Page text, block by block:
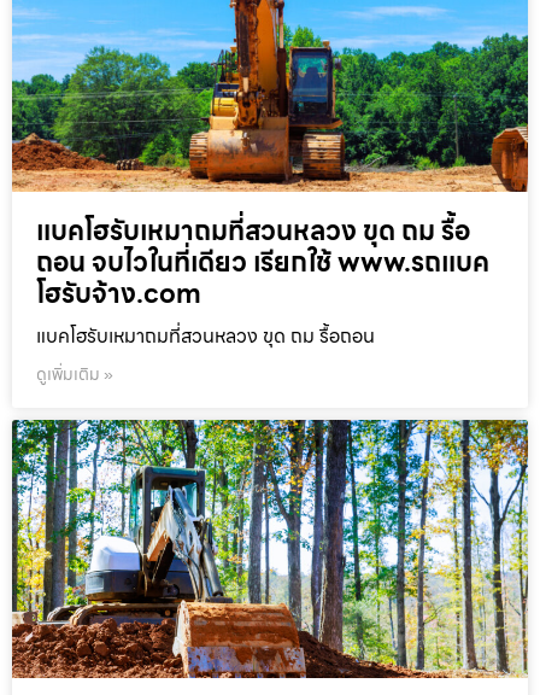
แบคโฮรับเหมาถมที่สวนหลวง ขุด ถม รื้อ
ถอน จบไวในที่เดียว เรียกใช้ www.รถแบค
โฮรับจ้าง.com
แบคโฮรับเหมาถมที่สวนหลวง ขุด ถม รื้อถอน
ดูเพิ่มเติม »